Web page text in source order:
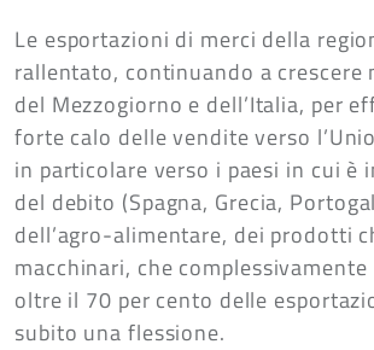
Le esportazioni di merci della
rallentato, continuando a crescere
del Mezzogiorno e dell’Italia, per
forte calo delle vendite verso
in particolare verso i paesi in cui è
del debito (Spagna, Grecia,
dell’agro-alimentare, dei prodotti
macchinari, che
oltre il 70 per cento delle
subito una flessione.